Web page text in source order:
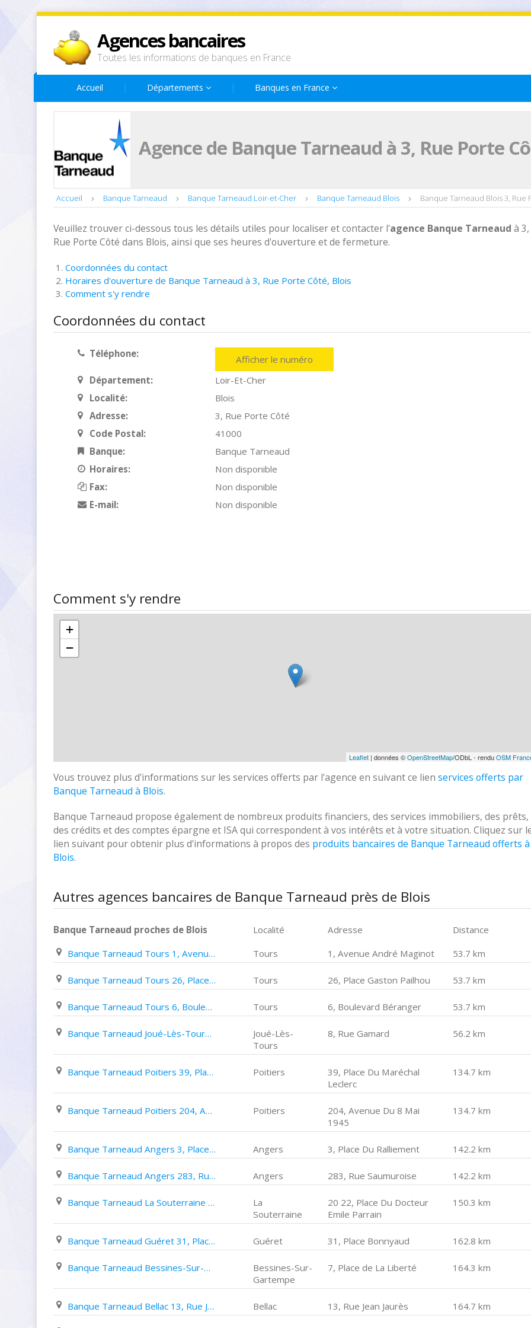
Agences bancaires
Toutes les informations de banques en France
Accueil Départements Banques en France
Agence de Banque Tarneaud à 3, Rue Porte
Accueil Banque Tarneaud Banque Tarneaud Loir-et-Cher Banque Tarneaud Blois Banque Tarneaud Blois 3, Rue
Veuillez trouver ci-dessous tous les détails utiles pour localiser et contacter l'agence Banque Tarneaud à 3,
Rue Porte Côté dans Blois, ainsi que ses heures d'ouverture et de fermeture.
Coordonnées du contact
Horaires d'ouverture de Banque Tarneaud à 3, Rue Porte Côté, Blois
Comment s'y rendre
Coordonnées du contact
Téléphone:
Afficher le numéro
Département:
Loir-Et-Cher
Localité:
Blois
Adresse:
3, Rue Porte Côté
Code Postal:
41000
Banque:
Banque Tarneaud
Horaires:
Non disponible
Fax:
Non disponible
E-mail:
Non disponible
Comment s'y rendre
+
−
Leaflet| données ©OpenStreetMap/ODbL - renduOSM
Vous trouvez plus d'informations sur les services offerts par l'agence en suivant ce lien services offerts par
Banque Tarneaud à Blois.
Banque Tarneaud propose également de nombreux produits financiers, des services immobiliers, des prêts,
des crédits et des comptes épargne et ISA qui correspondent à vos intérêts et à votre situation. Cliquez sur
lien suivant pour obtenir plus d'informations à propos des produits bancaires de Banque Tarneaud offerts à
Blois.
Autres agences bancaires de Banque Tarneaud près de Blois
Banque Tarneaud proches de Blois Localité Adresse
Distance
Banque Tarneaud Tours 1, Avenue André Maginot
Tours 1, Avenue André Maginot 53.7 km
Banque Tarneaud Tours 26, Place Gaston Pailhou Tours 26, Place Gaston Pailhou 53.7 km
Banque Tarneaud Tours 6, Boulevard Béranger Tours 6, Boulevard Béranger 53.7 km
Banque Tarneaud Joué-Lès-Tours 8, Rue Gamard
Joué-Lès-
Tours
8, Rue Gamard 56.2 km
Banque Tarneaud Poitiers 39, Place Du Maréchal Leclerc Poitiers
39, Place Du Maréchal
Leclerc
134.7 km
Banque Tarneaud Poitiers 204, Avenue Du 8 Mai 1945 Poitiers
204, Avenue Du 8 Mai
1945
134.7 km
Banque Tarneaud Angers 3, Place Du Ralliement Angers 3, Place Du Ralliement 142.2 km
Banque Tarneaud Angers 283, Rue Saumuroise Angers 283, Rue Saumuroise 142.2 km
Banque Tarneaud La Souterraine 20 22, Place Du Docteur Emile Parrain
La
Souterraine
20 22, Place Du Docteur
Emile Parrain
150.3 km
Banque Tarneaud Guéret 31, Place Bonnyaud Guéret 31, Place Bonnyaud 162.8 km
Banque Tarneaud Bessines-Sur-Gartempe 7, Place de La Liberté
Bessines-Sur-
Gartempe
7, Place de La Liberté 164.3 km
Banque Tarneaud Bellac 13, Rue Jean Jaurès Bellac 13, Rue Jean Jaurès 164.7 km